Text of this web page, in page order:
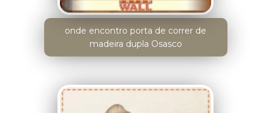
onde encontro porta de correr de
madeira dupla Osasco